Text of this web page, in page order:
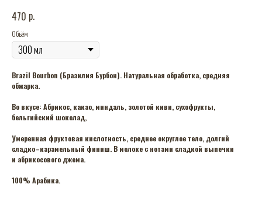
470 р.
Объём
Brazil Bourbon (Бразилия Бурбон). Натуральная обработка, средняя
обжарка.
Во вкусе: Абрикос, какао, миндаль, золотой киви, сухофрукты,
бельгийский шоколад,
Умеренная фруктовая кислотность, среднее округлое тело, долгий
сладко–карамельный финиш. В молоке с нотами сладкой выпечки
и абрикосового джема.
100% Арабика.